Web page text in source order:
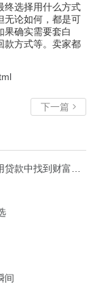
终选择用什么方式
无论如何，都是可
果确实需要套白
款方式等。卖家都
下一篇 
间